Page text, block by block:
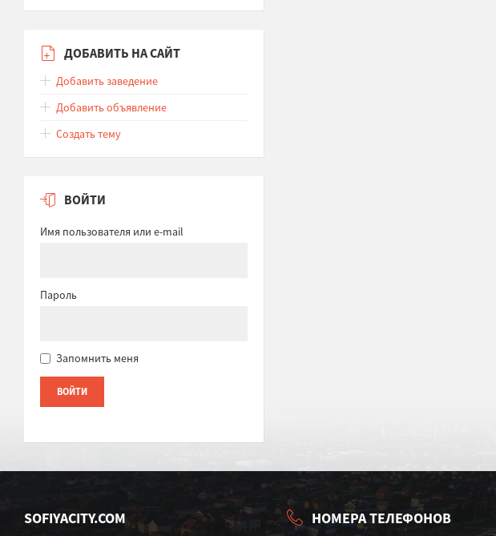
ДОБАВИТЬ НА САЙТ
Добавить заведение
Добавить объявление
Создать тему
ВОЙТИ
Имя пользователя или e-mail
Пароль
Запомнить меня
SOFIYACITY.COM НОМЕРА ТЕЛЕФОНОВ